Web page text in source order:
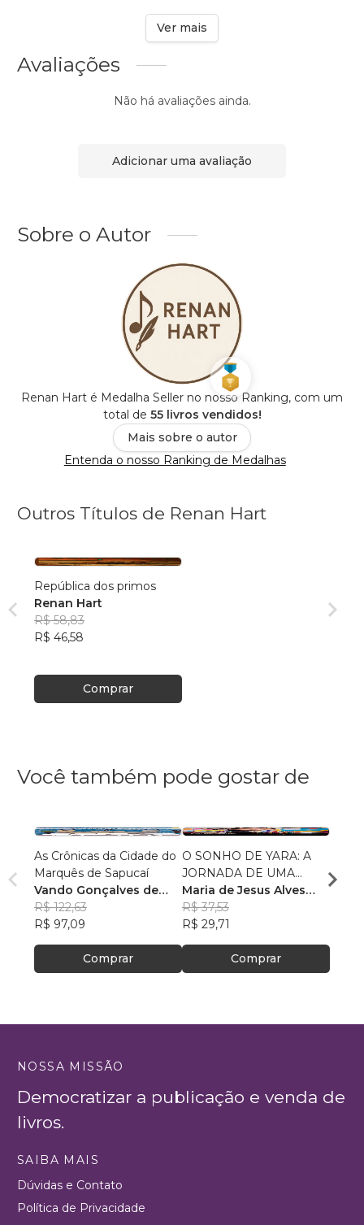
Ver mais
Avaliações
Não há avaliações ainda.
Adicionar uma avaliação
Sobre o Autor
Renan Hart é Medalha Seller no nosso Ranking, com um
total de 55 livros vendidos!
Mais sobre o autor
Entenda o nosso Ranking de Medalhas
Outros Títulos de Renan Hart
República dos primos
Renan Hart
R$ 58,83
R$ 46,58
Comprar
Você também pode gostar de
As Crônicas da Cidade do
Marquês de Sapucaí
Vando Gonçalves de
Araújo
R$ 122,63
R$ 97,09
Comprar
O SONHO DE YARA: A
JORNADA DE UMA
MENINA INDÍGENA
Maria de Jesus Alves
dos Santos
R$ 37,53
R$ 29,71
Comprar
R$
NOSSA MISSÃO
Democratizar a publicação e venda de
livros.
SAIBA MAIS
Dúvidas e Contato
Política de Privacidade